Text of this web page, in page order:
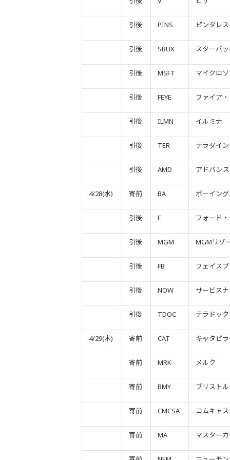
引後 PINS ピンタレ
引後 SBUX スターバ
引後 MSFT マイクロ
引後 FEYE ファイア
引後 ILMN イルミナ
引後 TER テラダイン
引後 AMD アドバン
4/28(水) 寄前 BA ボーイング
引後 F フォード
引後 MGM MGMリゾ
引後 FB フェイス
引後 NOW サービス
引後 TDOC テラドッ
4/29(木) 寄前 CAT キャタピ
寄前 MRK メルク
寄前 BMY ブリスト
寄前 CMCSA コムキャ
寄前 MA マスター